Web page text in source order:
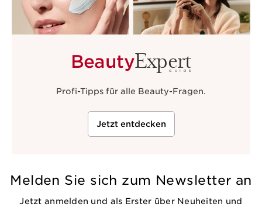
BeautyExpert
GUIDE
Profi-Tipps für alle Beauty-Fragen.
Jetzt entdecken
Melden Sie sich zum Newsletter an
Jetzt anmelden und als Erster über Neuheiten und